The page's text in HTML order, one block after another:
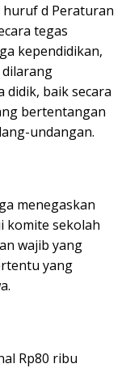
huruf d Peraturan
tegas
kependidikan,
baik secara
bertentangan
undangan.
menegaskan
komite sekolah
wajib yang
yang
Rp80 ribu